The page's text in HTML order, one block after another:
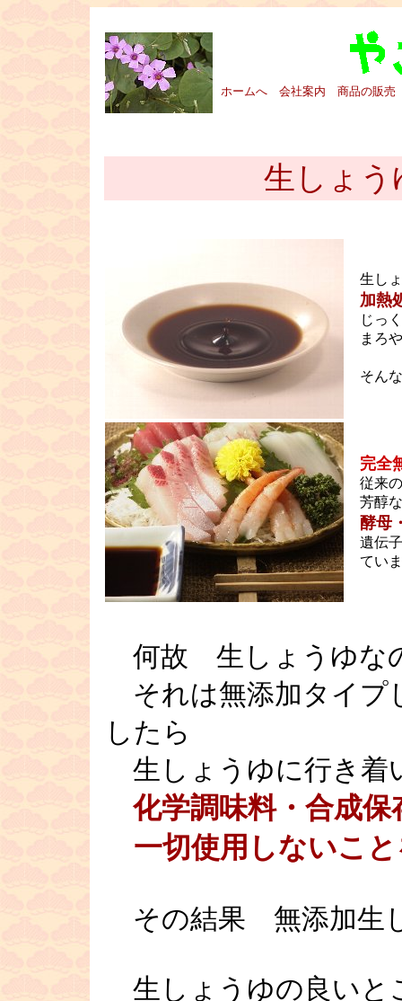
ホームへ 会社案内 商品の販売
生しょう
生し
加熱
じっ
まろ
そんな
完全
従来
芳醇
酵母
遺伝
てい
何故 生しょうゆな
それは無添加タイプ
したら
生しょうゆに行き着
化学調味料・合成
一切使用しないこ
その結果 無添加生
生しょうゆの良いと